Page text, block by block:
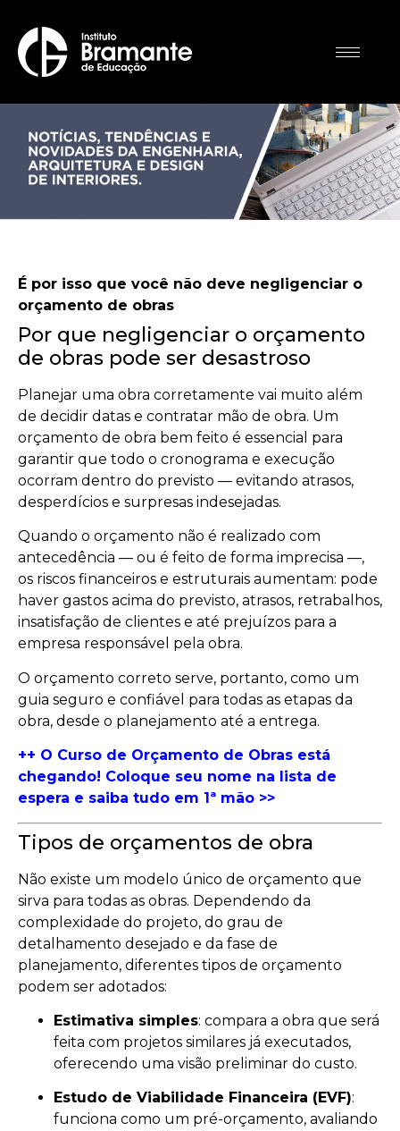
É por isso que você não deve negligenciar o
orçamento de obras
Por que negligenciar o orçamento
de obras pode ser desastroso
Planejar uma obra corretamente vai muito além
de decidir datas e contratar mão de obra. Um
orçamento de obra bem feito é essencial para
garantir que todo o cronograma e execução
ocorram dentro do previsto — evitando atrasos,
desperdícios e surpresas indesejadas.
Quando o orçamento não é realizado com
antecedência — ou é feito de forma imprecisa —,
os riscos financeiros e estruturais aumentam: pode
haver gastos acima do previsto, atrasos, retrabalhos,
insatisfação de clientes e até prejuízos para a
empresa responsável pela obra.
O orçamento correto serve, portanto, como um
guia seguro e confiável para todas as etapas da
obra, desde o planejamento até a entrega.
++ O Curso de Orçamento de Obras está
chegando! Coloque seu nome na lista de
espera e saiba tudo em 1ª mão >>
Tipos de orçamentos de obra
Não existe um modelo único de orçamento que
sirva para todas as obras. Dependendo da
complexidade do projeto, do grau de
detalhamento desejado e da fase de
planejamento, diferentes tipos de orçamento
podem ser adotados:
Estimativa simples: compara a obra que será
feita com projetos similares já executados,
oferecendo uma visão preliminar do custo.
Estudo de Viabilidade Financeira (EVF):
funciona como um pré-orçamento, avaliando